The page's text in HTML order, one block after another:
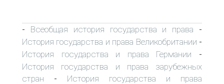
- Всеобщая история государства и права -
История государства и права Великобритании -
История государства и права Германии -
История государства и права зарубежных
стран - История государства и права